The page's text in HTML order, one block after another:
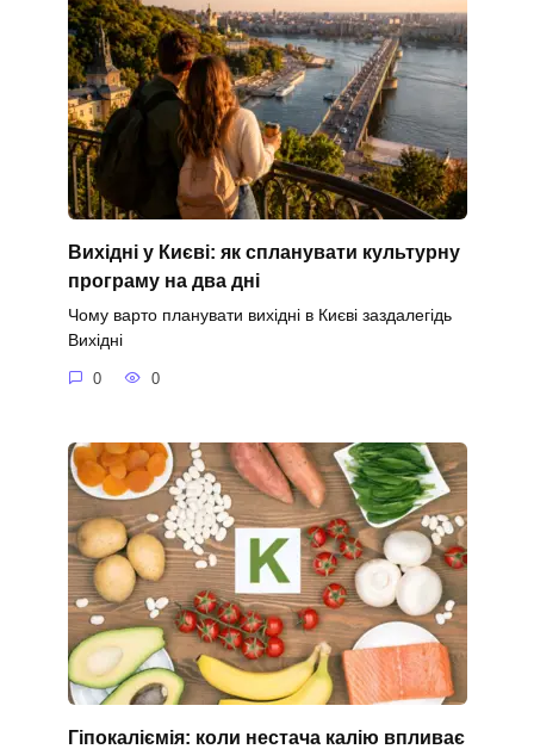
Вихідні у Києві: як спланувати культурну
програму на два дні
Чому варто планувати вихідні в Києві заздалегідь
Вихідні
0 0
Гіпокаліємія: коли нестача калію впливає